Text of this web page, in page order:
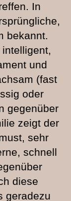
In
bekannt.
und
(fast
oder
gegenüber
zeigt der
sehr
schnell
diese
geradezu